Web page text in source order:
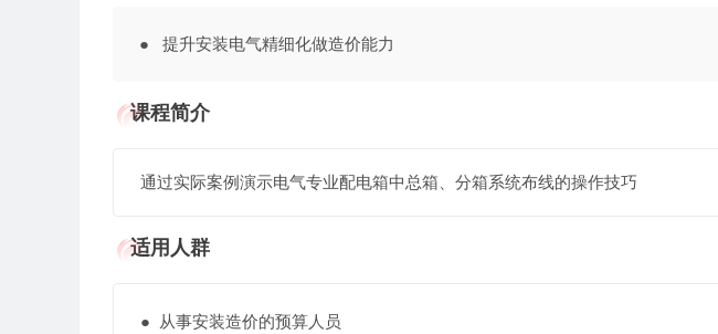
● 提升安装电气精细化做造价能力
课程简介
通过实际案例演示电气专业配电箱中总箱、分箱系统布线的操作技巧
适用人群
● 从事安装造价的预算人员